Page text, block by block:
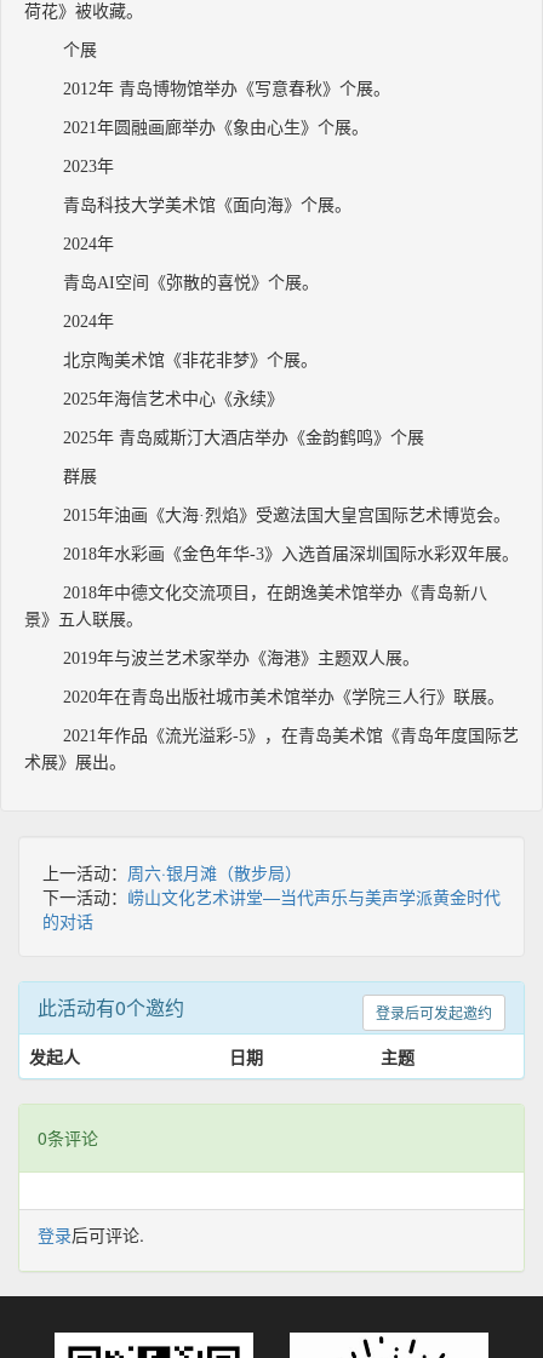
荷花》被收藏。
个展
2012年 青岛博物馆举办《写意春秋》个展。
2021年圆融画廊举办《象由心生》个展。
2023年
青岛科技大学美术馆《面向海》个展。
2024年
青岛AI空间《弥散的喜悦》个展。
2024年
北京陶美术馆《非花非梦》个展。
2025年海信艺术中心《永续》
2025年 青岛威斯汀大酒店举办《金韵鹤鸣》个展
群展
2015年油画《大海·烈焰》受邀法国大皇宫国际艺术博览会。
2018年水彩画《金色年华-3》入选首届深圳国际水彩双年展。
2018年中德文化交流项目，在朗逸美术馆举办《青岛新八
景》五人联展。
2019年与波兰艺术家举办《海港》主题双人展。
2020年在青岛出版社城市美术馆举办《学院三人行》联展。
2021年作品《流光溢彩-5》，在青岛美术馆《青岛年度国际艺
术展》展出。
上一活动： 周六·银月滩（散步局）
下一活动： 崂山文化艺术讲堂—当代声乐与美声学派黄金时代
的对话
登录后可发起邀约
此活动有0个邀约
发起人 日期 主题
0条评论
登录后可评论.